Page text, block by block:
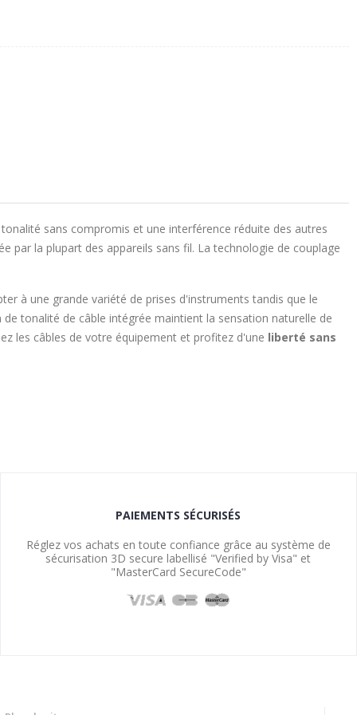
sans compromis et une interférence réduite des autres
par la plupart des appareils sans fil. La technologie de couplage
à une grande variété de prises d'instruments tandis que le
tonalité de câble intégrée maintient la sensation naturelle de
les câbles de votre équipement et profitez d'une liberté sans
PAIEMENTS SÉCURISÉS
Réglez vos achats en toute confiance grâce au système de
sécurisation 3D secure labellisé "Verified by Visa" et
"MasterCard SecureCode"